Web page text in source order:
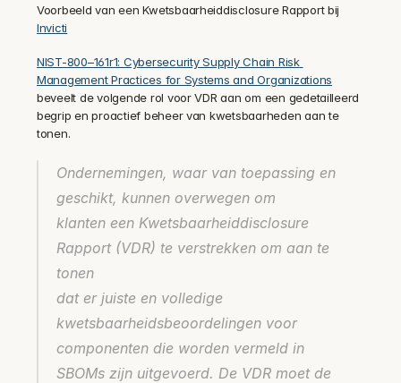
Invicti
NIST-800–161r1: Cybersecurity Supply Chain Risk
Management Practices for Systems and Organizations
beveelt de volgende rol voor VDR aan om een gedetailleerd
begrip en proactief beheer van kwetsbaarheden aan te
tonen.
Ondernemingen, waar van toepassing en
geschikt, kunnen overwegen om
klanten een Kwetsbaarheiddisclosure
Rapport (VDR) te verstrekken om aan te
tonen
dat er juiste en volledige
kwetsbaarheidsbeoordelingen voor
componenten die worden vermeld in
SBOMs zijn uitgevoerd. De VDR moet de